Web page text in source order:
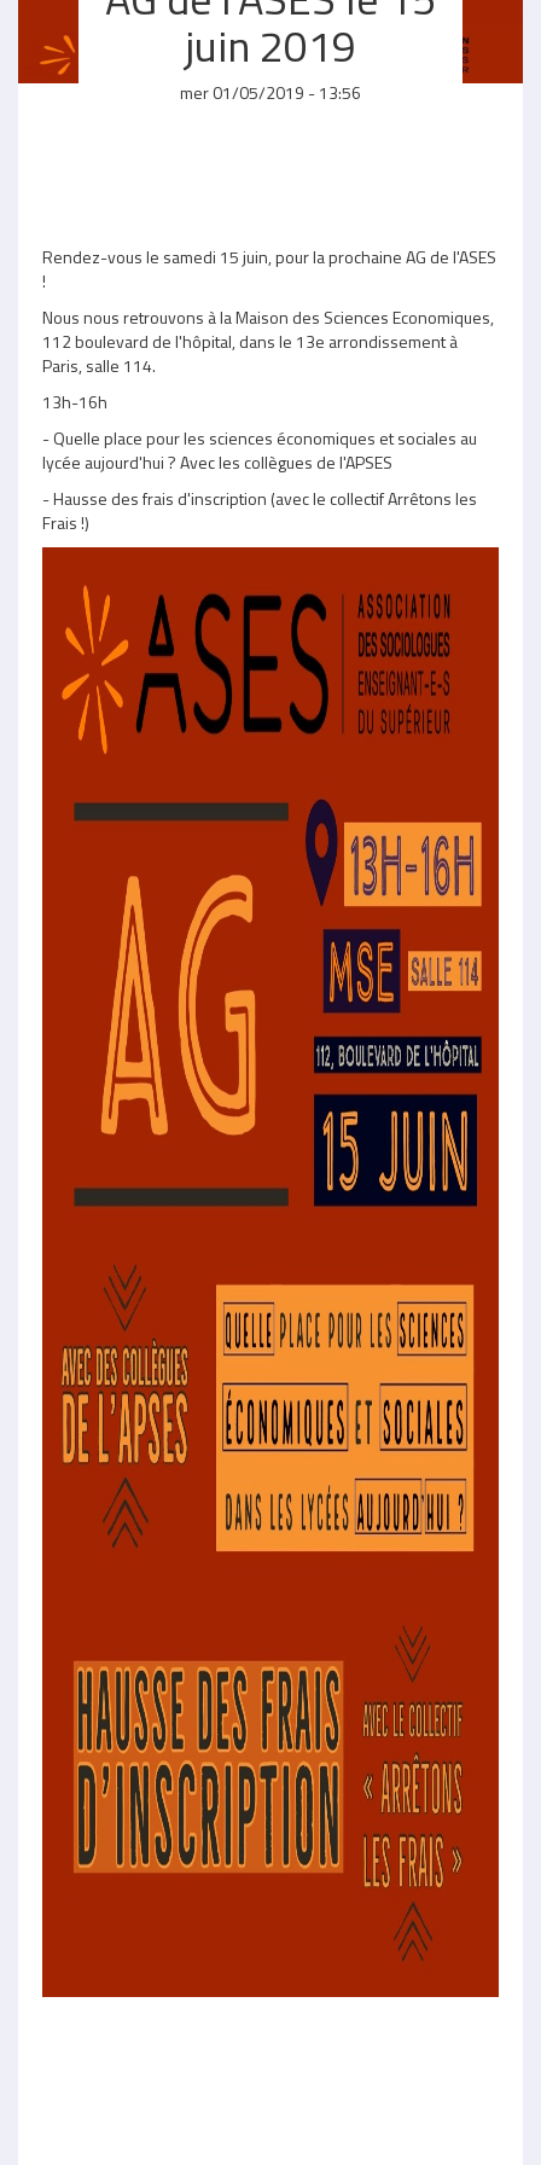
juin 2019
mer 01/05/2019 - 13:56
Rendez-vous le samedi 15 juin, pour la prochaine AG de l'ASES
!
Nous nous retrouvons à la Maison des Sciences Economiques,
112 boulevard de l'hôpital, dans le 13e arrondissement à
Paris, salle 114.
13h-16h
- Quelle place pour les sciences économiques et sociales au
lycée aujourd'hui ? Avec les collègues de l'APSES
- Hausse des frais d'inscription (avec le collectif Arrêtons les
Frais !)